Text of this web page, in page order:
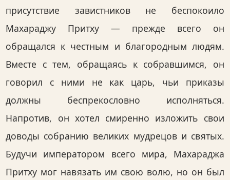
присутствие завистников не беспокоило
Махараджу Притху — прежде всего он
обращался к честным и благородным людям.
Вместе с тем, обращаясь к собравшимся, он
говорил с ними не как царь, чьи приказы
должны беспрекословно исполняться.
Напротив, он хотел смиренно изложить свои
доводы собранию великих мудрецов и святых.
Будучи императором всего мира, Махараджа
Притху мог навязать им свою волю, но он был